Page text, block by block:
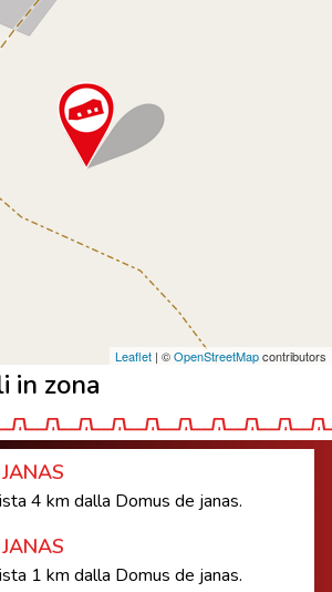
Leaflet | ©OpenStreetMapcontributors
in zona
4 km dalla Domus de janas.
1 km dalla Domus de janas.